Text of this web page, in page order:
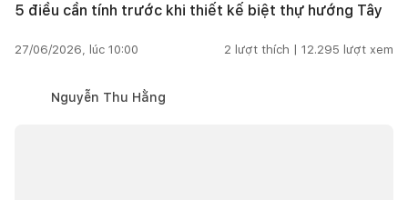
5 điều cần tính trước khi thiết kế biệt thự hướng Tây
27/06/2026, lúc 10:00 2 lượt thích | 12.295 lượt xem
Nguyễn Thu Hằng